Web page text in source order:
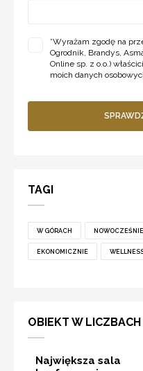
*Wyrażam zgodę na
Ogrodnik, Brandys,
Online sp. z o.o.)
moich danych
TAGI
W GÓRACH NOWOCZEŚNIE
EKONOMICZNIE
OBIEKT W LICZBACH
Największa sala